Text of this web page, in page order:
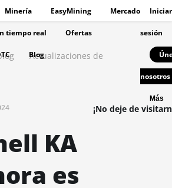
Minería EasyMining Mercado
tiempo real Ofertas
Blog
Iniciar
sesión
nosotros
Más
Actualizaciones de
KA
es
¡No deje de